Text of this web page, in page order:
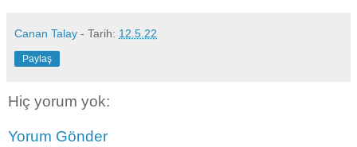
Canan Talay - Tarih: 12.5.22
Paylaş
Hiç yorum yok:
Yorum Gönder